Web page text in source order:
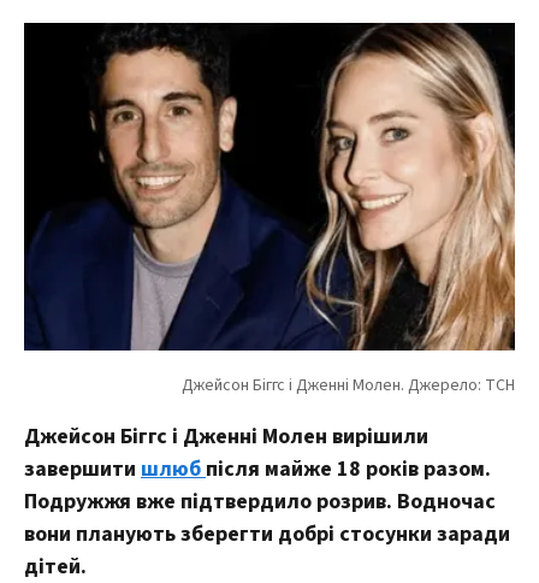
Джейсон Біггс і Дженні Молен вирішили
завершити шлюб після майже 18 років разом.
Подружжя вже підтвердило розрив. Водночас
вони планують зберегти добрі стосунки заради
дітей.